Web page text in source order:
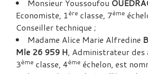
Monsieur Youssoufou
Economiste, 1ère classe, 7ème
Conseiller technique ;
Madame Alice Marie Alfredine
Mle 26 959 H, Administrateur des
3ème classe, 4ème échelon, est